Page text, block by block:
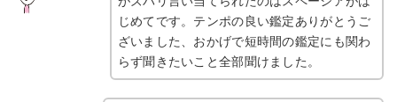
じめてです。テンポの良い鑑定ありがとうご
ざいました、おかげで短時間の鑑定にも関わ
らず聞きたいこと全部聞けました。